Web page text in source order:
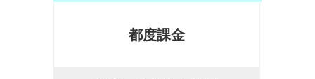
都度課金